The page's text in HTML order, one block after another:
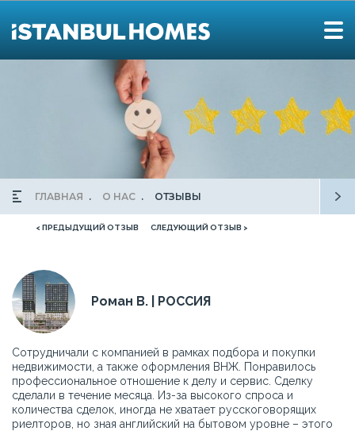
ГЛАВНАЯ О НАС ОТЗЫВЫ
< ПРЕДЫДУЩИЙ ОТЗЫВ СЛЕДУЮЩИЙ ОТЗЫВ >
Роман В. | РОССИЯ
Сотрудничали с компанией в рамках подбора и покупки
недвижимости, а также оформления ВНЖ. Понравилось
профессиональное отношение к делу и сервис. Сделку
сделали в течение месяца. Из-за высокого спроса и
количества сделок, иногда не хватает русскоговорящих
риелторов, но зная английский на бытовом уровне – этого